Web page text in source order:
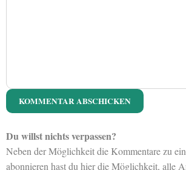
Du willst nichts verpassen?
Neben der Möglichkeit die Kommentare zu
abonnieren hast du hier die Möglichkeit, alle